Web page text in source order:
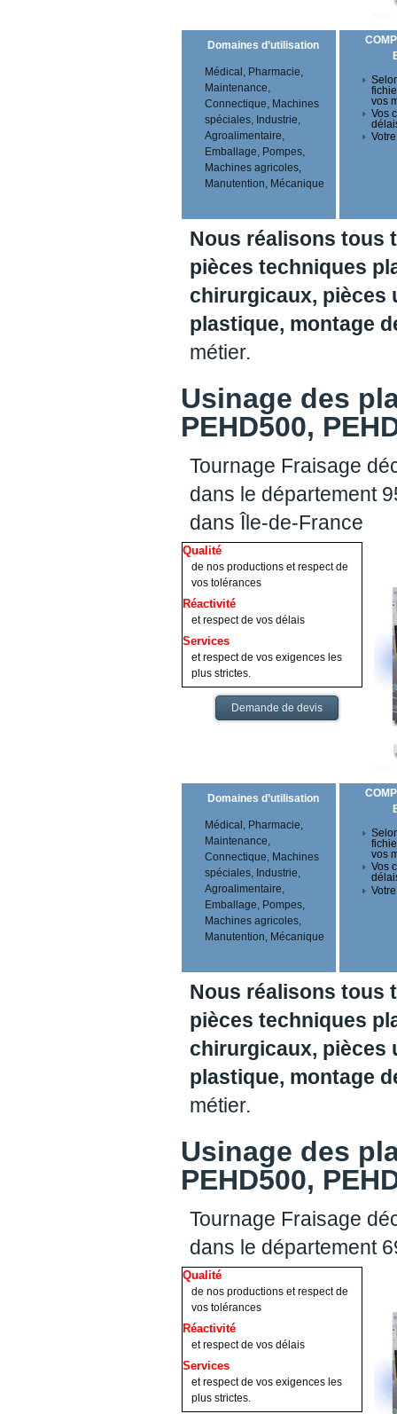
Domaines d’utilisation
Médical, Pharmacie,
Maintenance,
Connectique, Machines
spéciales, Industrie,
Agroalimentaire,
Emballage, Pompes,
Machines agricoles,
Manutention, Mécanique
vos
Vos
Nous réalisons tous
pièces techniques
chirurgicaux, pièces
plastique, montage
métier.
Usinage des
PEHD500,
Tournage Fraisage
dans le département
dans Île-de-France
Qualité
de nos productions et respect de
vos tolérances
Réactivité
et respect de vos délais
Services
et respect de vos exigences les
plus strictes.
Demande de devis
Domaines d’utilisation
Médical, Pharmacie,
Maintenance,
Connectique, Machines
spéciales, Industrie,
Agroalimentaire,
Emballage, Pompes,
Machines agricoles,
Manutention, Mécanique
vos
Vos
Nous réalisons tous
pièces techniques
chirurgicaux, pièces
plastique, montage
métier.
Usinage des
PEHD500,
Tournage Fraisage
dans le département
Qualité
de nos productions et respect de
vos tolérances
Réactivité
et respect de vos délais
Services
et respect de vos exigences les
plus strictes.